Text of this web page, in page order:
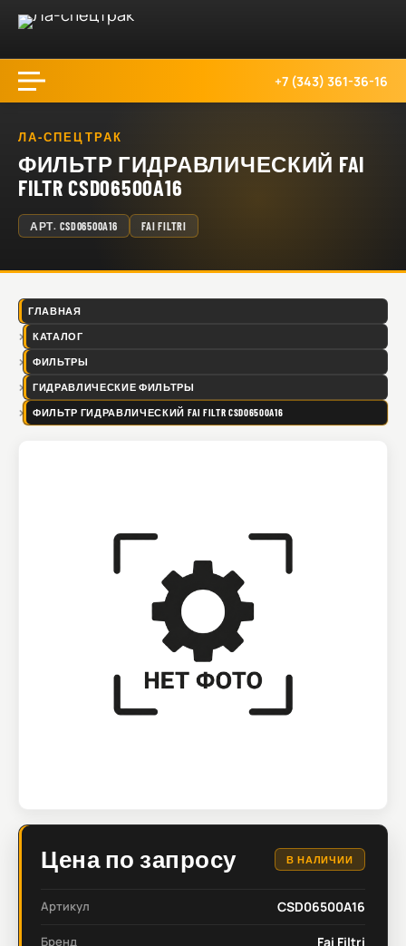
+7 (343) 361-36-16
ЛА-СПЕЦТРАК
ФИЛЬТР ГИДРАВЛИЧЕСКИЙ FAI
FILTR CSD06500A16
АРТ. CSD06500A16 FAI FILTRI
ГЛАВНАЯ
КАТАЛОГ
ФИЛЬТРЫ
ГИДРАВЛИЧЕСКИЕ ФИЛЬТРЫ
ФИЛЬТР ГИДРАВЛИЧЕСКИЙ FAI FILTR CSD06500A16
Цена по запросу В НАЛИЧИИ
Артикул CSD06500A16
Бренд Fai Filtri